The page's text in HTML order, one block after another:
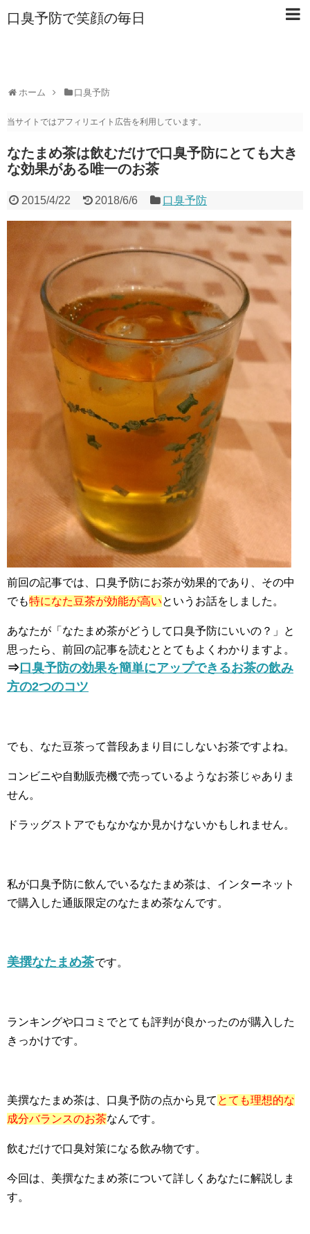
口臭予防で笑顔の毎日
ホーム 口臭予防
当サイトではアフィリエイト広告を利用しています。
なたまめ茶は飲むだけで口臭予防にとても大き
な効果がある唯一のお茶
2015/4/22 2018/6/6 口臭予防
前回の記事では、口臭予防にお茶が効果的であり、その中
でも特になた豆茶が効能が高いというお話をしました。
あなたが「なたまめ茶がどうして口臭予防にいいの？」と
思ったら、前回の記事を読むととてもよくわかりますよ。
⇒口臭予防の効果を簡単にアップできるお茶の飲み
方の2つのコツ
でも、なた豆茶って普段あまり目にしないお茶ですよね。
コンビニや自動販売機で売っているようなお茶じゃありま
せん。
ドラッグストアでもなかなか見かけないかもしれません。
私が口臭予防に飲んでいるなたまめ茶は、インターネット
で購入した通販限定のなたまめ茶なんです。
美撰なたまめ茶です。
ランキングや口コミでとても評判が良かったのが購入した
きっかけです。
美撰なたまめ茶は、口臭予防の点から見て とても理想的な
成分バランスのお茶なんです。
飲むだけで口臭対策になる飲み物です。
今回は、美撰なたまめ茶について詳しくあなたに解説しま
す。